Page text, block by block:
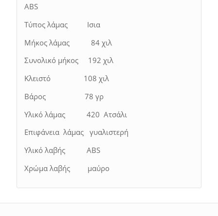
ABS
Τύπος λάμας Ισια
Μήκος λάμας 84 χιλ
Συνολικό μήκος 192 χιλ
Κλειστό 108 χιλ
Βάρος 78 γρ
Υλικό λάμας 420 Ατσάλι
Επιφάνεια λάμας γυαλιστερή
Υλικό λαβής ABS
Χρώμα λαβής μαύρο